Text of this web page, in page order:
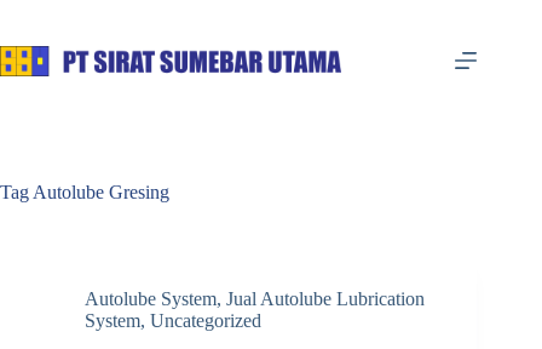
content
Tag Autolube Gresing
Autolube System, Jual Autolube Lubrication
System, Uncategorized